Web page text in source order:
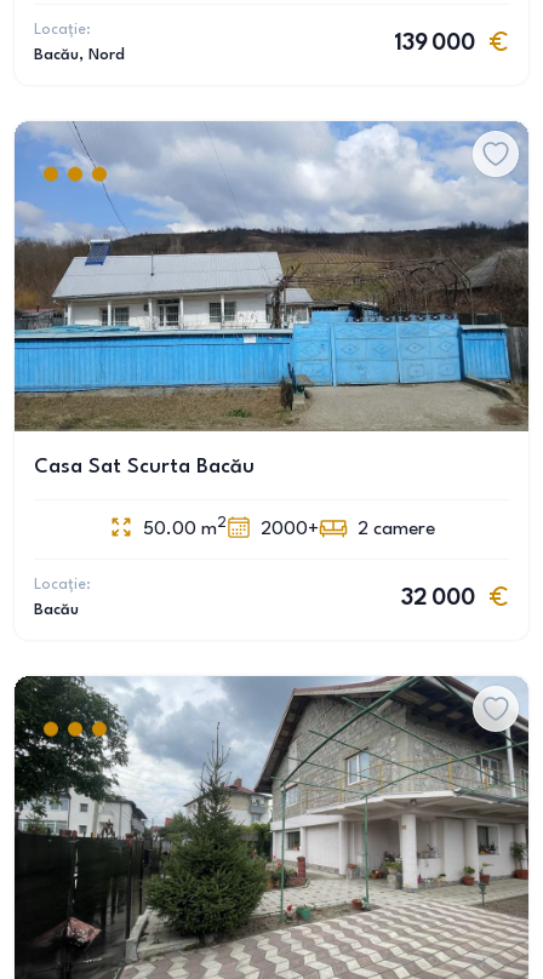
Locație:
Bacău, Nord
139 000
Casa Sat Scurta Bacău
50.00 m2 2000+ 2 camere
Locație:
Bacău
32 000